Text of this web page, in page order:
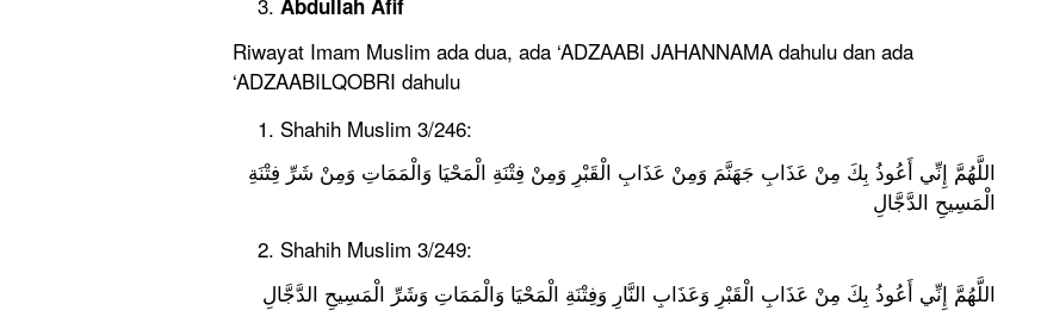
Abdullah Afif
Riwayat Imam Muslim ada dua, ada ‘ADZAABI JAHANNAMA dahulu dan ada
‘ADZAABILQOBRI dahulu
Shahih Muslim 3/246:
اللَّهُمَّ إِنِّي أَعُوذُ بِكَ مِنْ عَذَابِ جَهَنَّمَ وَمِنْ عَذَابِ الْقَبْرِ وَمِنْ فِتْنَةِ الْمَحْيَا وَالْمَمَاتِ وَمِنْ شَرِّ فِتْنَةِ
الْمَسِيحِ الدَّجَّالِ
Shahih Muslim 3/249:
اللَّهُمَّ إِنِّي أَعُوذُ بِكَ مِنْ عَذَابِ الْقَبْرِ وَعَذَابِ النَّارِ وَفِتْنَةِ الْمَحْيَا وَالْمَمَاتِ وَشَرِّ الْمَسِيحِ الدَّجَّالِ